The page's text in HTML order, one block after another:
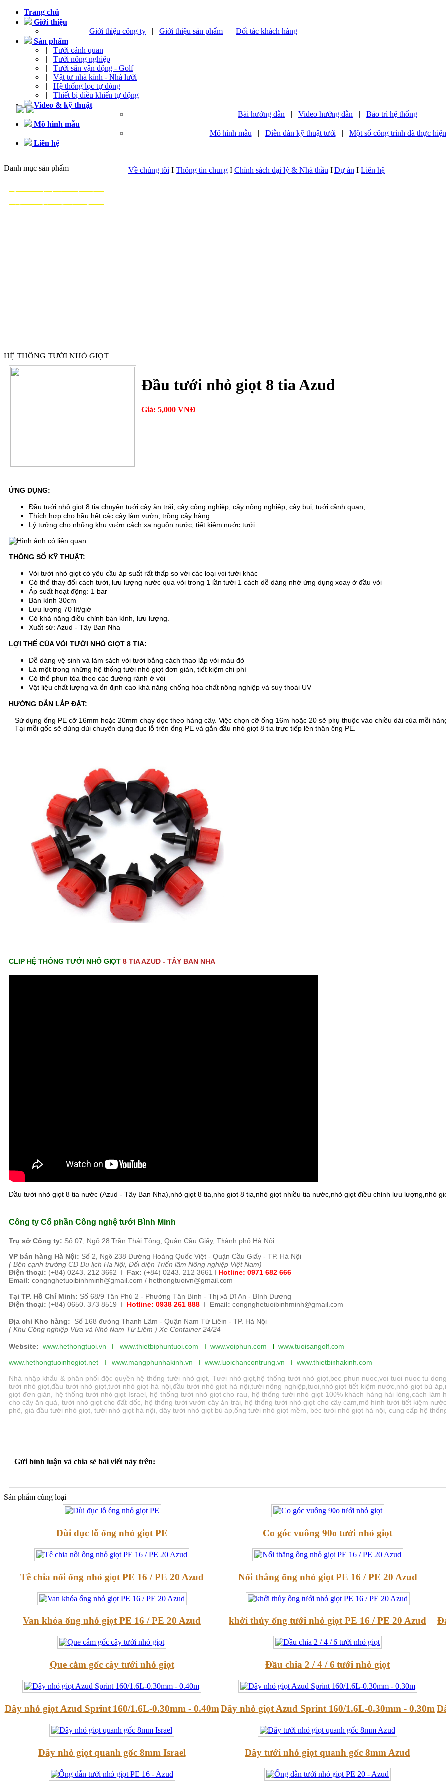
Trang chủ
Giới thiệu
Giới thiệu công ty | Giới thiệu sản phẩm | Đối tác khách hàng
Sản phẩm
| Tưới cảnh quan
| Tưới nông nghiệp
| Tưới sân vận động - Golf
| Vật tư nhà kính - Nhà lưới
| Hệ thống lọc tự động
| Thiết bị điều khiển tự động
Video & kỹ thuật
Bài hướng dẫn | Video hướng dẫn | Bảo trì hệ thống
Mô hình mẫu
Mô hình mẫu | Diễn đàn kỹ thuật tưới | Một số công trình đã thực hiện
Liên hệ
Về chúng tôi I Thông tin chung I Chính sách đại lý & Nhà thầu I Dự án I Liên hệ
Danh mục sản phẩm
HỆ THỐNG TƯỚI NHỎ GIỌT
Đầu tưới nhỏ giọt 8 tia Azud
Giá: 5,000 VNĐ
ỨNG DỤNG:
Đầu tưới nhỏ giọt 8 tia chuyên tưới cây ăn trái, cây công nghiệp, cây nông nghiệp, cây bụi, tưới cảnh quan,...
Thích hợp cho hầu hết các cây làm vườn, trồng cây hàng
Lý tưởng cho những khu vườn cách xa nguồn nước, tiết kiệm nước tưới
THÔNG SỐ KỸ THUẬT:
Vòi tưới nhỏ giọt có yêu cầu áp suất rất thấp so với các loại vòi tưới khác
Có thể thay đổi cách tưới, lưu lượng nước qua vòi trong 1 lần tưới 1 cách dễ dàng nhờ ứng dụng xoay ở đầu vòi
Áp suất hoạt động: 1 bar
Bán kính 30cm
Lưu lượng 70 lít/giờ
Có khả năng điều chỉnh bán kính, lưu lượng.
Xuất sứ: Azud - Tây Ban Nha
LỢI THẾ CỦA VÒI TƯỚI NHỎ GIỌT 8 TIA:
Dễ dàng vệ sinh và làm sách vòi tưới bằng cách thao lắp vòi màu đỏ
Là một trong những hệ thống tưới nhỏ giọt đơn giản, tiết kiệm chi phí
Có thể phun tỏa theo các đường rảnh ở vòi
Vật liệu chất lượng và ổn định cao khả năng chống hóa chất nông nghiệp và suy thoái UV
HƯỚNG DẪN LẮP ĐẶT:
– Sử dụng ống PE cỡ 16mm hoặc 20mm chạy dọc theo hàng cây. Việc chọn cỡ ống 16m hoặc 20 sẽ phụ thuộc vào chiều dài của mỗi
– Tại mỗi gốc sẽ dùng dùi chuyên dụng đục lỗ trên ống PE và gắn đầu nhỏ giọt 8 tia trực tiếp lên thân ống PE.
CLIP HỆ THỐNG TƯỚI NHỎ GIỌT 8 TIA AZUD - TÂY BAN NHA
Đầu tưới nhỏ giọt 8 tia nước (Azud - Tây Ban Nha),nhỏ giọt 8 tia,nho giot 8 tia,nhỏ giọt nhiều tia nước,nhỏ giọt điều chỉnh lưu lượng,nhỏ
Công ty Cổ phần Công nghệ tưới Bình Minh
Trụ sở Công ty: Số 07, Ngõ 28 Trần Thái Tông, Quận Cầu Giấy, Thành phố Hà Nội
VP bán hàng Hà Nội: Số 2, Ngõ 238 Đường Hoàng Quốc Việt - Quận Cầu Giấy - TP. Hà Nội
( Bên cạnh trường CĐ Du lịch Hà Nội, Đối diện Triển lãm Nông nghiệp Việt Nam)
Điện thoại: (+84) 0243. 212 3662 I Fax: (+84) 0243. 212 3661 I Hotline: 0971 682 666
Email: congnghetuoibinhminh@gmail.com / hethongtuoivn@gmail.com
Tại TP. Hồ Chí Minh: Số 68/9 Tân Phú 2 - Phường Tân Bình - Thị xã Dĩ An - Bình Dương
Điện thoại: (+84) 0650. 373 8519 I Hotline: 0938 261 888 I Email: congnghetuoibinhminh@gmail.com
Địa chỉ Kho hàng: Số 168 đường Thanh Lâm - Quận Nam Từ Liêm - TP. Hà Nội
( Khu Công nghiệp Vừa và Nhỏ Nam Từ Liêm ) Xe Container 24/24
Website: www.hethongtuoi.vn I www.thietbiphuntuoi.com I www.voiphun.com l www.tuoisangolf. com
www.hethongtuoinhogiot.net
I www.mangphunhakinh.vn I www.luoichancontrung.vn I www.thietbinhakinh.com
Nhà nhập khẩu & phân phối độc quyền hệ thống tưới nhỏ giọt, Tưới nhỏ giọt,hệ thống tưới nhỏ giọt,bec phun nuoc,voi tuoi nuoc tu
tưới nhỏ giọt,đầu tưới nhỏ giọt,tưới nhỏ giọt hà nội,đầu tưới nhỏ giọt hà nội,tưới nông nghiệp,tuoi,nhỏ giọt tiết kiệm nước,nhỏ giọt bù
giọt đơn giản, hệ thống tưới nhỏ giọt Israel, hệ thống tưới nhỏ giọt cho rau, hệ thống tưới nhỏ giọt 100% khách hàng hài lòng,cách
cho cây ăn quả, tưới nhỏ giọt cho đất dốc, hệ thống tưới vườn cây ăn trái, hệ thống tưới nhỏ giọt cho cây cam,mô hình tưới tiết kiệm
phê, giá đầu tưới nhỏ giọt, tưới nhỏ giọt hà nội, dây tưới nhỏ giọt bù áp,ống tưới nhỏ giọt mềm, béc tưới nhỏ giọt hà nội, cung cấp hệ
Gửi bình luận và chia sẻ bài viết này trên:
Sản phẩm cùng loại
Dùi đục lỗ ống nhỏ giọt PE Co góc vuông 90o tưới nhỏ giọt
Tê chia nối ống nhỏ giọt PE 16 / PE 20 Azud Nối thẳng ống nhỏ giọt PE 16 / PE 20 Azud
Van khóa ống nhỏ giọt PE 16 / PE 20 Azud khởi thủy ống tưới nhỏ giọt PE 16 / PE 20 Azud
Que cắm gốc cây tưới nhỏ giọt Đầu chia 2 / 4 / 6 tưới nhỏ giọt
Dây nhỏ giọt Azud Sprint 160/1.6L-0.30mm - 0.40mDây nhỏ giọt Azud Sprint 160/1.6L-0.30mm - 0.30m
Dây nhỏ giọt quanh gốc 8mm Israel Dây tưới nhỏ giọt quanh gốc 8mm Azud